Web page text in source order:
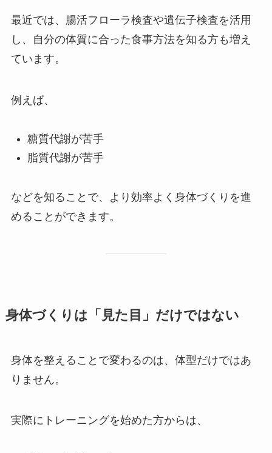
最近では、腸活フローラ検査や遺伝子検査を活用
し、自分の体質に合った食事方法を知る方も増え
ています。
例えば、
糖質代謝が苦手
脂質代謝が苦手
などを知ることで、より効率よく身体づくりを進
めることができます。
身体づくりは「見た目」だけではない
身体を整えることで変わるのは、体型だけではあ
りません。
実際にトレーニングを始めた方からは、